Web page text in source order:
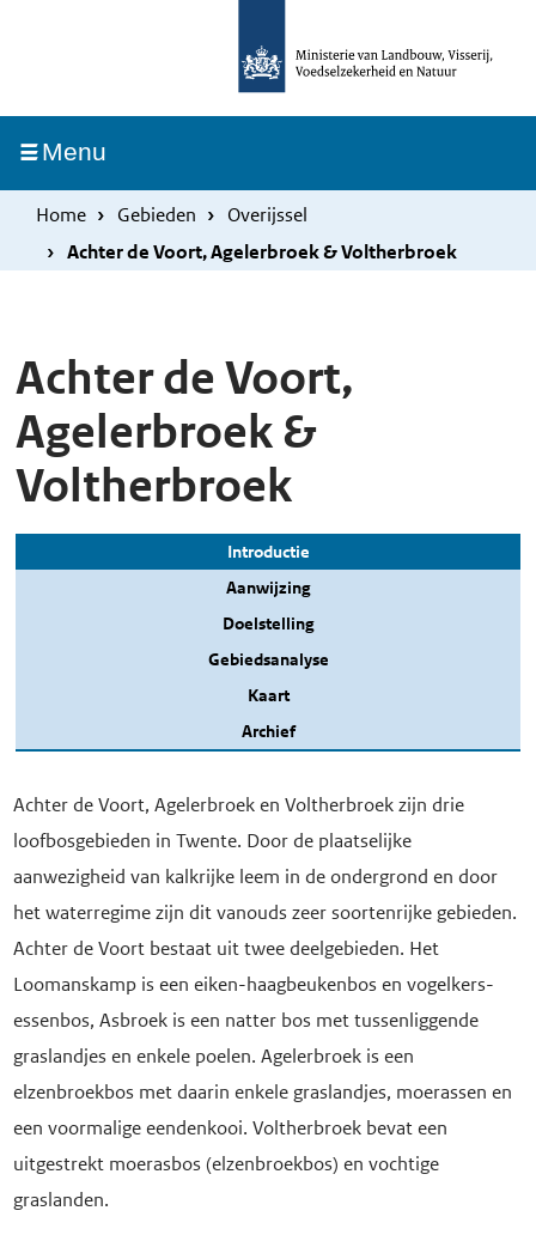
inhoud
gaan
MenuIngeklapt
Home Gebieden
Overijssel
Achter de Voort, Agelerbroek & Voltherbroek
Achter de Voort,
Agelerbroek &
Voltherbroek
Introductie
Aanwijzing
Doelstelling
Gebiedsanalyse
Kaart
Archief
Achter de Voort, Agelerbroek en Voltherbroek zijn drie
loofbosgebieden in Twente. Door de plaatselijke
aanwezigheid van kalkrijke leem in de ondergrond en door
het waterregime zijn dit vanouds zeer soortenrijke gebieden.
Achter de Voort bestaat uit twee deelgebieden. Het
Loomanskamp is een eiken-haagbeukenbos en vogelkers-
essenbos, Asbroek is een natter bos met tussenliggende
graslandjes en enkele poelen. Agelerbroek is een
elzenbroekbos met daarin enkele graslandjes, moerassen en
een voormalige eendenkooi. Voltherbroek bevat een
uitgestrekt moerasbos (elzenbroekbos) en vochtige
graslanden.